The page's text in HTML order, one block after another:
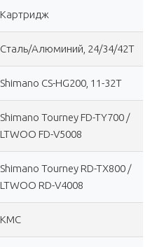
Картридж
Сталь/Алюминий, 24/34/42Т
Shimano CS-HG200, 11-32Т
Shimano Tourney FD-TY700 /
LTWOO FD-V5008
Shimano Tourney RD-TX800 /
LTWOO RD-V4008
KMC